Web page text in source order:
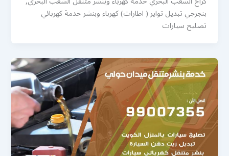
بنجرجي تبديل تواير ( اطارات) كهرباء وبنشر خدمة كهربائي
تصليح سيارات